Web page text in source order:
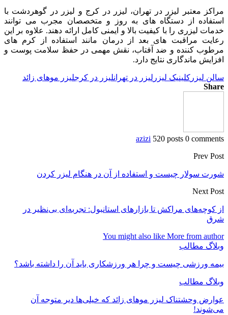
مراکز معتبر لیزر در تهران، لیزر در کرج و لیزر در گوهردشت با
استفاده از دستگاه‌ های به ‌روز و متخصصان مجرب می‌ توانند
خدمات لیزری را با کیفیت بالا و ایمنی کامل ارائه دهند. علاوه بر این
رعایت مراقبت ‌های بعد از درمان مانند استفاده از کرم‌ های
مرطوب‌ کننده و ضد آفتاب، نقش مهمی در حفظ سلامت پوست و
افزایش ماندگاری نتایج دارد.
سالن لیزر کلینیک لیزر لیزر در تهرانلیزر در کرجلیزر موهای زائد
Share
azizi 520 posts 0 comments
Prev Post
شورت سولار چیست و استفاده از آن در هنگام لیزر کردن
Next Post
از کوچه‌های مراکش تا بازارهای استانبول: تجربه‌ای بی‌نظیر در
شرق
You might also like More from author
وبلاگ مطالب
بیمه ورزشی چیست و چرا هر ورزشکاری باید آن را داشته باشد؟
وبلاگ مطالب
عوارض وحشتناک لیزر موهای زائد که خیلی‌ها دیر متوجه آن
می‌شوند!